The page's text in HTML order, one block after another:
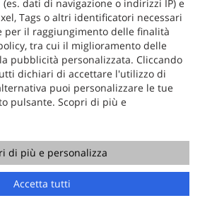
con * sono obbligatori.
Servizio clienti
+39 0541 942408
dati di navigazione o indirizzi IP) e
Tags o altri identificatori necessari
per il raggiungimento delle finalità
tra cui il miglioramento delle
pubblicità personalizzata. Cliccando
dichiari di accettare l'utilizzo di
puoi personalizzare le tue
pulsante. Scopri di più e
di più e personalizza
Accetta tutti